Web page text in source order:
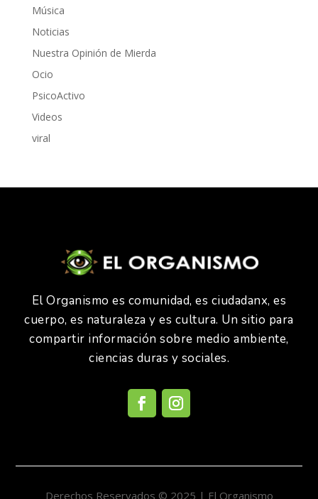
Música
Noticias
Nuestra Opinión de Mierda
Ocio
PsicoActivo
Videos
viral
El Organismo es comunidad, es ciudadanx, es
cuerpo, es naturaleza y es cultura. Un sitio para
compartir información sobre medio ambiente,
ciencias duras y sociales.
Derechos Reservados © 2025 | El Organismo